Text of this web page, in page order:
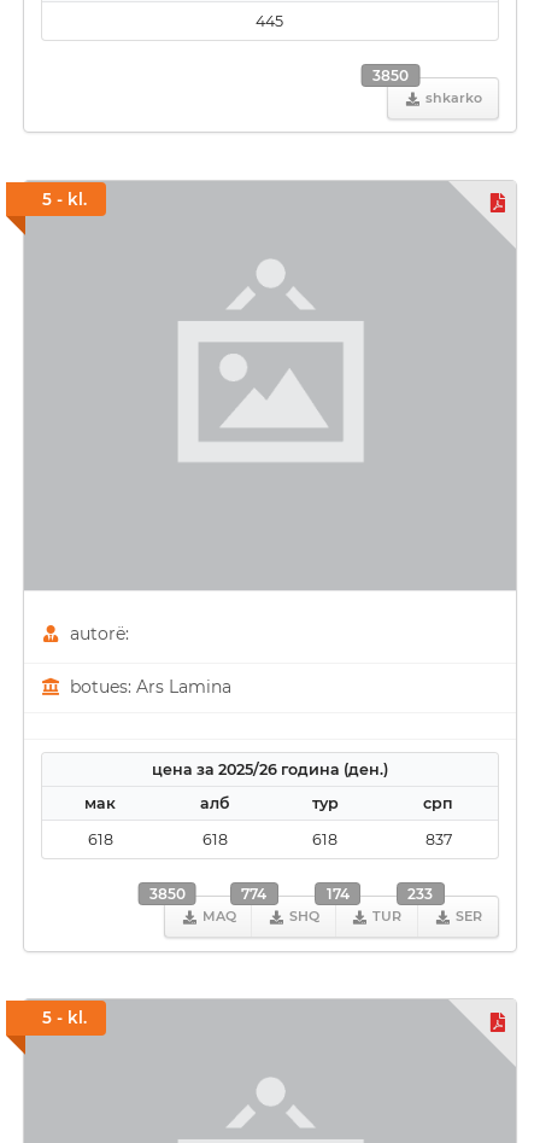
445
shkarko
3850
5 - kl.
autorë:
botues: Ars Lamina
цена за 2025/26 година (ден.)
мак
алб тур
срп
618
618 618 837
MAQ
3850
SHQ
774
TUR
174
SER
233
5 - kl.